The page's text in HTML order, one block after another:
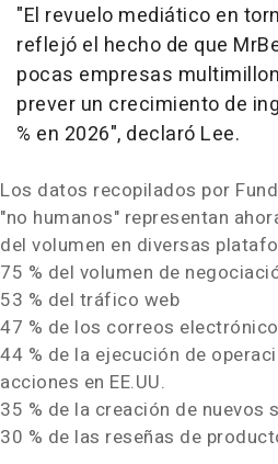
"El revuelo mediático en
reflejó el hecho de que
pocas empresas
prever un crecimiento de
% en 2026", declaró Lee.
Los datos recopilados por
"no humanos" representan
del volumen en diversas
75 % del volumen de
53 % del tráfico web
47 % de los correos
44 % de la ejecución de
acciones en EE.UU.
35 % de la creación de nuevos
30 % de las reseñas de